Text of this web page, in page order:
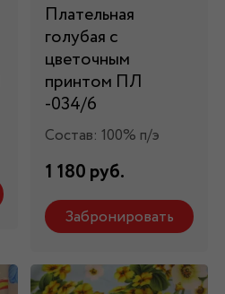
Плательная
голубая с
цветочным
принтом ПЛ
-034/6
Состав: 100% п/э
1 180 руб.
Забронировать